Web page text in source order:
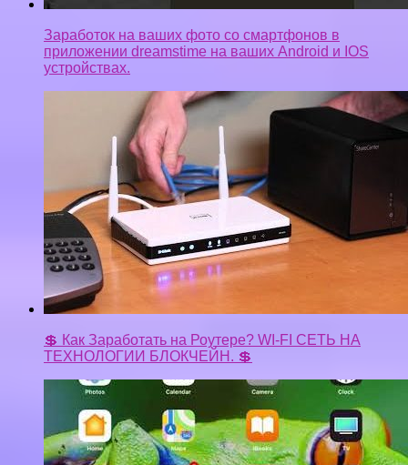
Заработок на ваших фото со смартфонов в
приложении dreamstime на ваших Android и IOS
устройствах.
💲 Как Заработать на Роутере? WI-FI СЕТЬ НА
ТЕХНОЛОГИИ БЛОКЧЕЙН. 💲